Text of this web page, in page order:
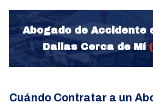
Abogado de Accidente
Dallas Cerca de Mí
Cuándo Contratar a un